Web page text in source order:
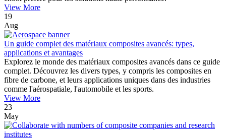
View More
19
Aug
Un guide complet des matériaux composites avancés: types,
applications et avantages
Explorez le monde des matériaux composites avancés dans ce guide
complet. Découvrez les divers types, y compris les composites en
fibre de carbone, et leurs applications uniques dans des industries
comme l'aérospatiale, l'automobile et les sports.
View More
23
May